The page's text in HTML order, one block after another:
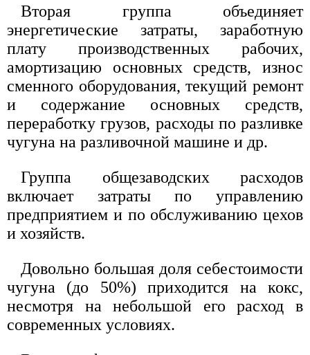
Вторая группа объединяет
энергетические затраты, заработную
плату производственных рабочих,
амортизацию основных средств, износ
сменного оборудования, текущий ремонт
и содержание основных средств,
переработку грузов, расходы по разливке
чугуна на разливочной машине и др.
Группа общезаводских расходов
включает затраты по управлению
предприятием и по обслуживанию цехов
и хозяйств.
Довольно большая доля себестоимости
чугуна (до 50%) приходится на кокс,
несмотря на небольшой его расход в
современных условиях.